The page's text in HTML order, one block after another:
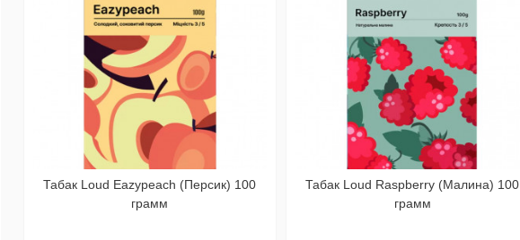
Табак Loud Eazypeach (Персик) 100
грамм
Табак Loud Raspberry (Малина) 100
грамм